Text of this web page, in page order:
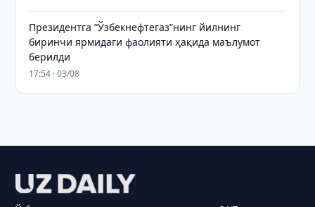
Президентга “Ўзбекнефтегаз”нинг йилнинг
биринчи ярмидаги фаолияти ҳақида маълумот
берилди
17:54 · 03/08